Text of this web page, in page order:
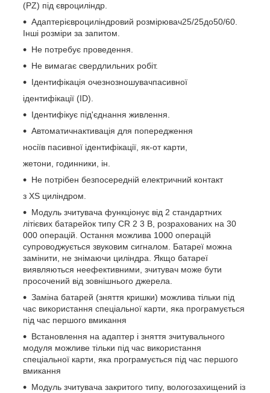
(PZ) під євроциліндр.
Адаптерієвроциліндровий розмірювач25/25до50/60.
Інші розміри за запитом.
Не потребує проведення.
Не вимагає свердлильних робіт.
Ідентифікація очезнозношувачпасивної
ідентифікації (ID).
Ідентифікує під'єднання живлення.
Автоматичнактивація для попередження
носіїв пасивної ідентифікації, як-от карти,
жетони, годинники, ін.
Не потрібен безпосередній електричний контакт
з XS циліндром.
Модуль зчитувача функціонує від 2 стандартних
літієвих батарейок типу CR 2 3 В, розрахованих на 30
000 операцій. Остання можлива 1000 операцій
супроводжується звуковим сигналом. Батареї можна
замінити, не знімаючи циліндра. Якщо батареї
виявляються неефективними, зчитувач може бути
просочений від зовнішнього джерела.
Заміна батарей (зняття кришки) можлива тільки під
час використання спеціальної карти, яка програмується
під час першого вмикання
Встановлення на адаптер і зняття зчитувального
модуля можливе тільки під час використання
спеціальної карти, яка програмується під час першого
вмикання
Модуль зчитувача закритого типу, вологозахищений із